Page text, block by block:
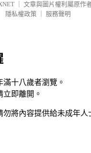
文章與圖片權利屬原作
隱私權政策
服務聲明
十八歲者瀏覽。
即離開。
將內容提供給未成年人